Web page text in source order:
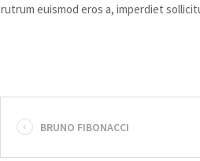
rutrum euismod eros a, imperdiet
BRUNO FIBONACCI